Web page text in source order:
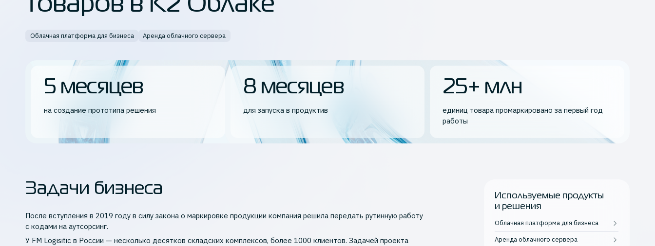
Кибербезопасность
Все продукты K2 Cloud
товаров в К2 Облаке
Облачная платформа для бизнеса Аренда облачного сервера
5 месяцев
на создание прототипа решения
8 месяцев
для запуска в продуктив
25+ млн
единиц товара промаркировано за первый год
работы
Задачи бизнеса
После вступления в 2019 году в силу закона о маркировке продукции компания решила передать рутинную работу
с кодами на аутсорсинг.
У FM Logisitic в России — несколько десятков складских комплексов, более 1000 клиентов. Задачей проекта
Используемые продукты
и решения
Облачная платформа для бизнеса
Аренда облачного сервера